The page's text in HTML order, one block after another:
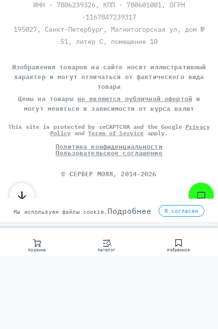
Корзина Каталог Избранное
ИНН - 7806239326, КПП - 780601001, ОГРН
-1167847239317
195027, Санкт-Петербург, Магнитогорская ул, дом №
51, литер С, помещение 10
Изображения товаров на сайте носят иллюстративный
характер и могут отличаться от фактического вида
товара
Цены на товары не являются публичной офертой и
могут меняться в зависимости от курса валют
This site is protected by reCAPTCHA and the Google Privacy
Policy andTerms of Service apply.
Политика конфиденциальности
Пользовательское соглашение
© СЕРВЕР МОЛЛ, 2014-2026
Мы используем файлы cookie. Подробнее Я согласен